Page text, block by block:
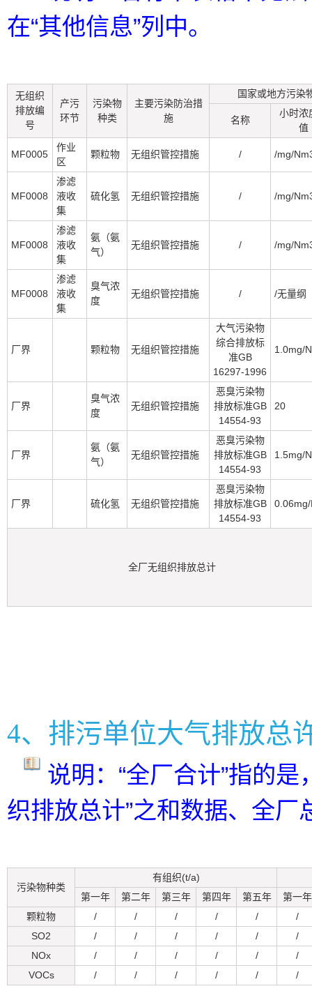
在“其他信息”列中。
无组织
排放编
号
产污
环节
污染物
种类
主要污染防治措
施
国家或地方污染
名称
小时浓
值
MF0005
作业
区
颗粒物 无组织管控措施 / /mg/
MF0008
渗滤
液收
集
硫化氢 无组织管控措施 / /mg/
MF0008
渗滤
液收
集
氨（氨
气）
无组织管控措施 / /mg/
MF0008
渗滤
液收
集
臭气浓
度
无组织管控措施 / /无量纲
厂界 颗粒物 无组织管控措施
大气污染物
综合排放标
准GB
16297-1996
1.0mg/
厂界
臭气浓
度
无组织管控措施
恶臭污染物
排放标准GB
14554-93
20
厂界
氨（氨
气）
无组织管控措施
恶臭污染物
排放标准GB
14554-93
1.5mg/
厂界 硫化氢 无组织管控措施
恶臭污染物
排放标准GB
14554-93
全厂无组织排放总计
4、排污单位大气排放总
说明：“全厂合计”指的是
织排放总计”之和数据、全
污染物种类
有组织(t/a)
第一年
第二年 第三年 第四年 第五年
第一年
颗粒物
/ / / / /
/
SO2
/ / / / /
/
NOx
/ / / / /
/
VOCs
/ / / / / /